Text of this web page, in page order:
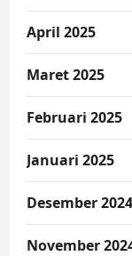
April 2025
Maret 2025
Februari 2025
Januari 2025
Desember 2024
November